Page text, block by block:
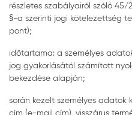
részletes szabályairól szóló 45/
§-a szerinti jogi kötelezettség
pont);
időtartama: a személyes
jog gyakorlásától számított
bekezdése alapján;
során kezelt személyes adatok
cím (e-mail cím), visszárus